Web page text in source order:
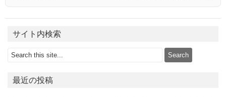
サイト内検索
最近の投稿